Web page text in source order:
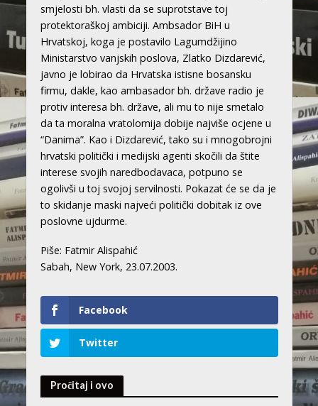
smjelosti bh. vlasti da se suprotstave toj
protektoraškoj ambiciji. Ambsador BiH u
Hrvatskoj, koga je postavilo Lagumdžijino
Ministarstvo vanjskih poslova, Zlatko Dizdarević,
javno je lobirao da Hrvatska istisne bosansku
firmu, dakle, kao ambasador bh. države radio je
protiv interesa bh. države, ali mu to nije smetalo
da ta moralna vratolomija dobije najviše ocjene u
“Danima”. Kao i Dizdarević, tako su i mnogobrojni
hrvatski politički i medijski agenti skočili da štite
interese svojih naredbodavaca, potpuno se
ogolivši u toj svojoj servilnosti. Pokazat će se da je
to skidanje maski najveći politički dobitak iz ove
poslovne ujdurme.
Piše: Fatmir Alispahić
Sabah, New York, 23.07.2003.
Facebook
Twitter
Pročitaj i ovo